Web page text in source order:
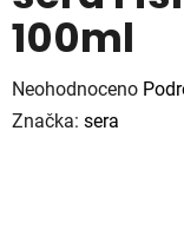
100ml
Průměrné
hodnocení
Neohodnoceno
Značka: sera